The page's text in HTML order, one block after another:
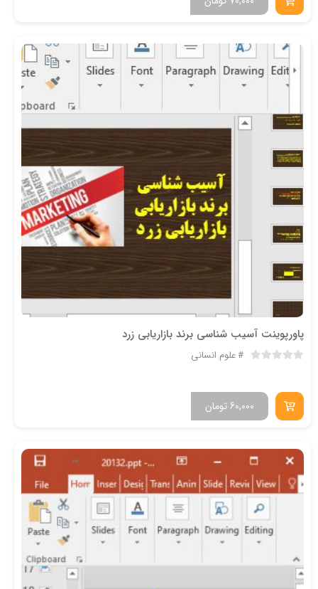
پاورپوینت آسیب شناسی برند بازاریابی زرد
علوم انسانی
تومان 60,000